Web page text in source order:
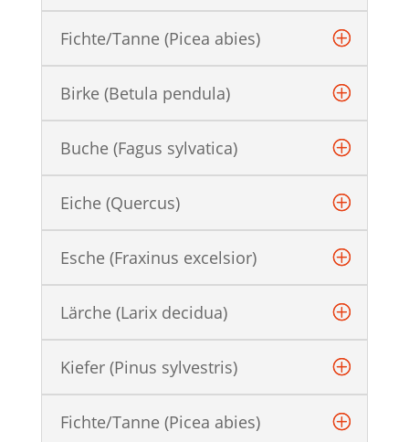
Fichte/Tanne (Picea abies)
Birke (Betula pendula)
Buche (Fagus sylvatica)
Eiche (Quercus)
Esche (Fraxinus excelsior)
Lärche (Larix decidua)
Kiefer (Pinus sylvestris)
Fichte/Tanne (Picea abies)